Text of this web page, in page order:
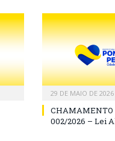
29 DE MAIO DE 2026
CHAMAMENTO
002/2026 – Lei